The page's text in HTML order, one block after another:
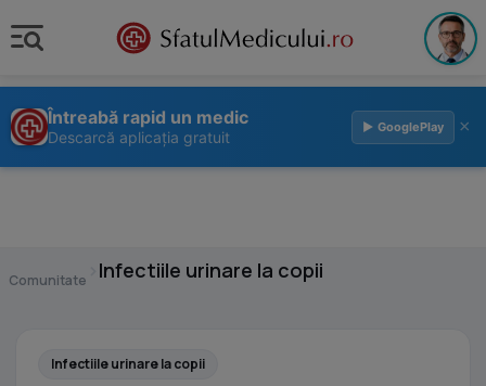
Întreabă rapid un medic
Descarcă aplicația gratuit
▶ GooglePlay ×
Comunitate Infectiile urinare la copii
Infectiile urinare la copii